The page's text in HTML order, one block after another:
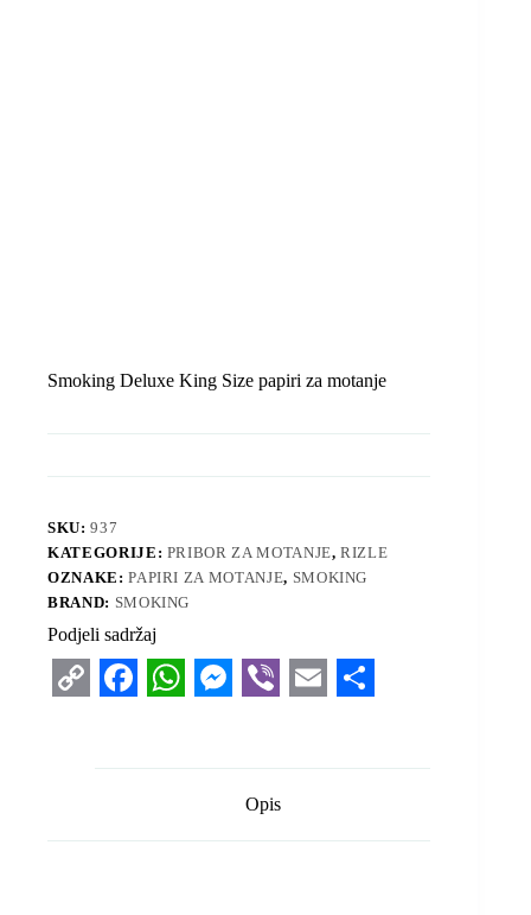
Smoking Deluxe King Size papiri za motanje
SKU:937
KATEGORIJE: PRIBOR ZA MOTANJE,RIZLE
OZNAKE:PAPIRI ZA MOTANJE, SMOKING
BRAND: SMOKING
Podjeli sadržaj
y
e
t
s
b
e
i
r
Opis